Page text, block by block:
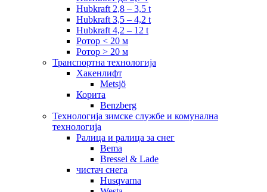
Hubkraft 2,8 – 3,5 t
Hubkraft 3,5 – 4,2 t
Hubkraft 4,2 – 12 t
Ротор < 20 м
Ротор > 20 м
Транспортна технологија
Хакенлифт
Metsjö
Корита
Benzberg
Технологија зимске службе и комунална
технологија
Ралица и ралица за снег
Bema
Bressel & Lade
чистач снега
Husqvarna